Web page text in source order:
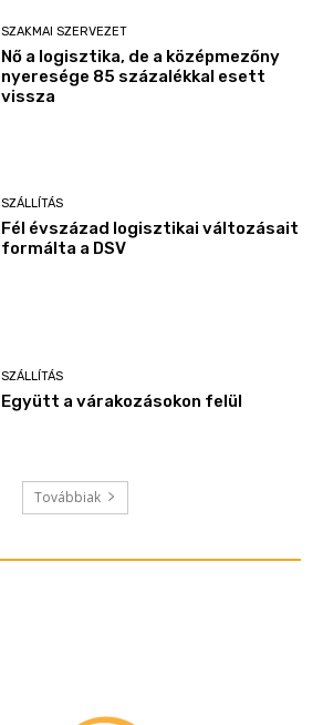
SZAKMAI SZERVEZET
Nő a logisztika, de a középmezőny
nyeresége 85 százalékkal esett
vissza
SZÁLLÍTÁS
Fél évszázad logisztikai változásait
formálta a DSV
SZÁLLÍTÁS
Együtt a várakozásokon felül
Továbbiak